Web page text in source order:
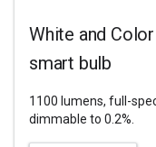
White and
smart bulb
1100 lumens, full-
dimmable to 0.2%.